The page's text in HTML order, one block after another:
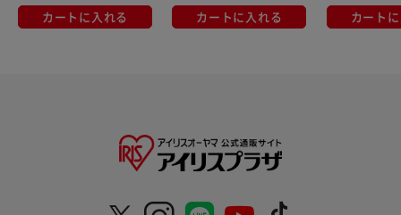
カートに入れる カートに入れる カート